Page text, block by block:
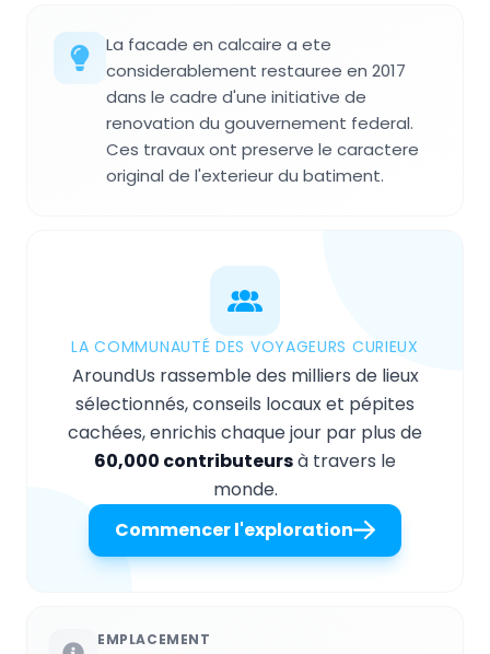
La facade en calcaire a ete
considerablement restauree en 2017
dans le cadre d'une initiative de
renovation du gouvernement federal.
Ces travaux ont preserve le caractere
original de l'exterieur du batiment.
LA COMMUNAUTÉ DES VOYAGEURS CURIEUX
AroundUs rassemble des milliers de lieux
sélectionnés, conseils locaux et pépites
cachées, enrichis chaque jour par plus de
60,000 contributeursà travers le
monde.
Commencer l'exploration
EMPLACEMENT